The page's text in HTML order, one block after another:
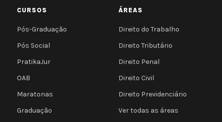
CURSOS
Pós-Graduação
Pós Social
PratikaJur
OAB
Maratonas
Graduação
ÁREAS
Direito do Trabalho
Direito Tributário
Direito Penal
Direito Civil
Direito Previdenciário
Ver todas as áreas